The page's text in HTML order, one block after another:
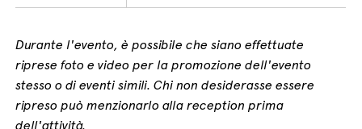
Durante l'evento, è possibile che siano effettuate
riprese foto e video per la promozione dell'evento
stesso o di eventi simili. Chi non desiderasse essere
ripreso può menzionarlo alla reception prima
dell'attività.